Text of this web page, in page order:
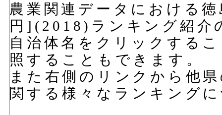
農業関連データにおける
円](2018)ランキング紹介
自治体名をクリックする
照することもできます。
また右側のリンクから他
関する様々なランキング